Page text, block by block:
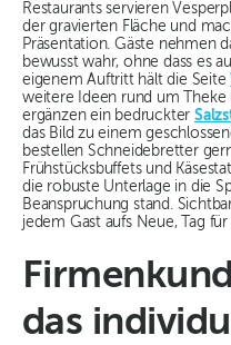
Restaurants servieren
der gravierten Fläche und
Präsentation. Gäste nehmen
bewusst wahr, ohne dass es
eigenem Auftritt hält die Seite
weitere Ideen rund um Theke
ergänzen ein bedruckter
das Bild zu einem
bestellen Schneidebretter
Frühstücksbuffets und
die robuste Unterlage in die
Beanspruchung stand.
jedem Gast aufs Neue, Tag
das